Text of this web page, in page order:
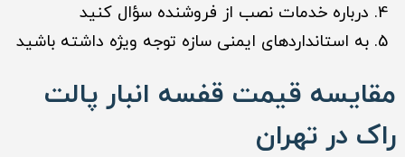
درباره خدمات نصب از فروشنده سؤال کنید
به استانداردهای ایمنی سازه توجه ویژه داشته باشید
مقایسه قیمت قفسه انبار پالت
راک در تهران